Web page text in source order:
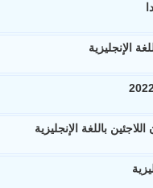
الإنجليزية
باللغة الإنجليزية